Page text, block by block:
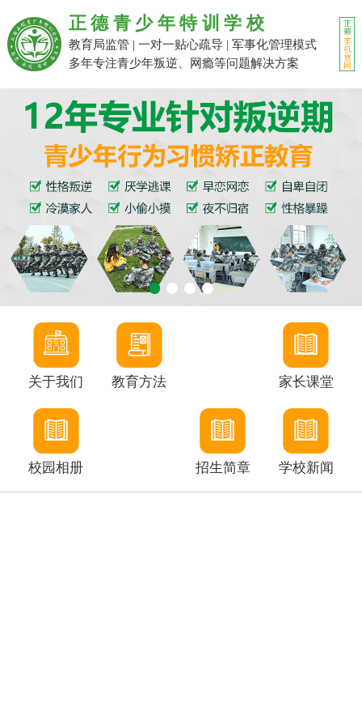
正德青少年特训学校
教育局监管 | 一对一贴心疏导 | 军事化管理模式
多年专注青少年叛逆、网瘾等问题解决方案
关于我们 教育方法 家长课堂
校园相册 招生简章 学校新闻